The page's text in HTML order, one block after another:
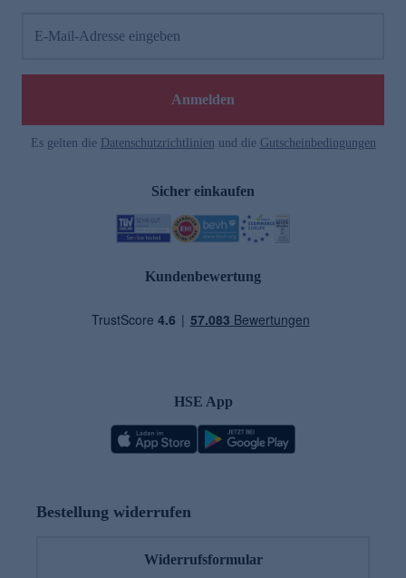
E-Mail-Adresse eingeben
Anmelden
Es gelten die Datenschutzrichtlinien und die Gutscheinbedingungen
Sicher einkaufen
Kundenbewertung
HSE App
Bestellung widerrufen
Widerrufsformular